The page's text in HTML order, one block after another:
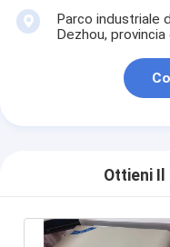
Parco industriale
Dezhou,
Ottieni Il